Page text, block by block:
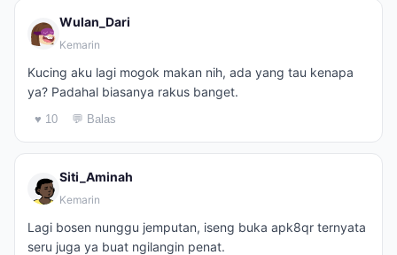
Wulan_Dari
Kemarin
Kucing aku lagi mogok makan nih, ada yang tau kenapa
ya? Padahal biasanya rakus banget.
♥ 10 💬 Balas
Siti_Aminah
Kemarin
Lagi bosen nunggu jemputan, iseng buka apk8qr ternyata
seru juga ya buat ngilangin penat.